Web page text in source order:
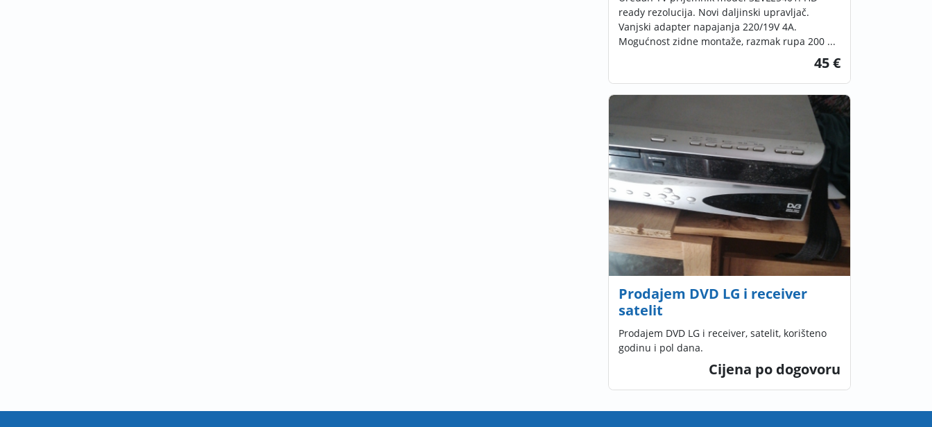
ready rezolucija. Novi daljinski upravljač.
Vanjski adapter napajanja 220/19V 4A.
Mogućnost zidne montaže, razmak rupa 200 ...
45 €
Prodajem DVD LG i receiver
satelit
Prodajem DVD LG i receiver, satelit, korišteno
godinu i pol dana.
Cijena po dogovoru